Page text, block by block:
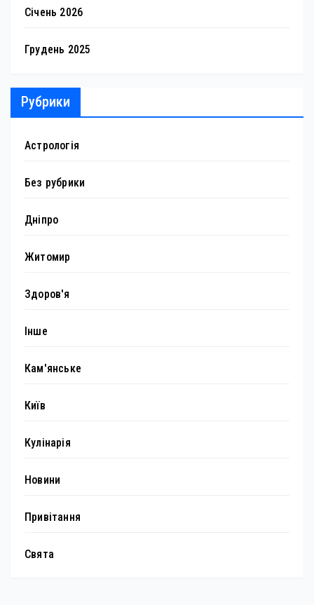
Січень 2026
Грудень 2025
Рубрики
Астрологія
Без рубрики
Дніпро
Житомир
Здоров'я
Інше
Кам'янське
Київ
Кулінарія
Новини
Привітання
Свята